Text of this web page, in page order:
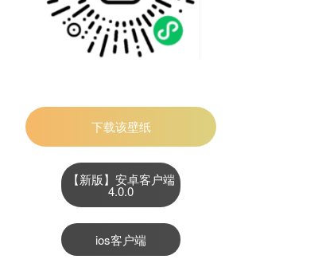
下载该壁纸
【新版】安卓客户端
4.0.0
ios客户端